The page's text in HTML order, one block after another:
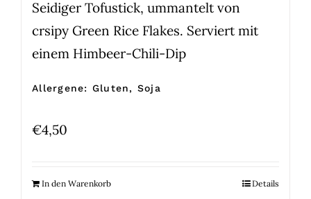
Seidiger Tofustick, ummantelt von
crsipy Green Rice Flakes. Serviert mit
einem Himbeer-Chili-Dip
Allergene: Gluten, Soja
€4,50
In den Warenkorb Details